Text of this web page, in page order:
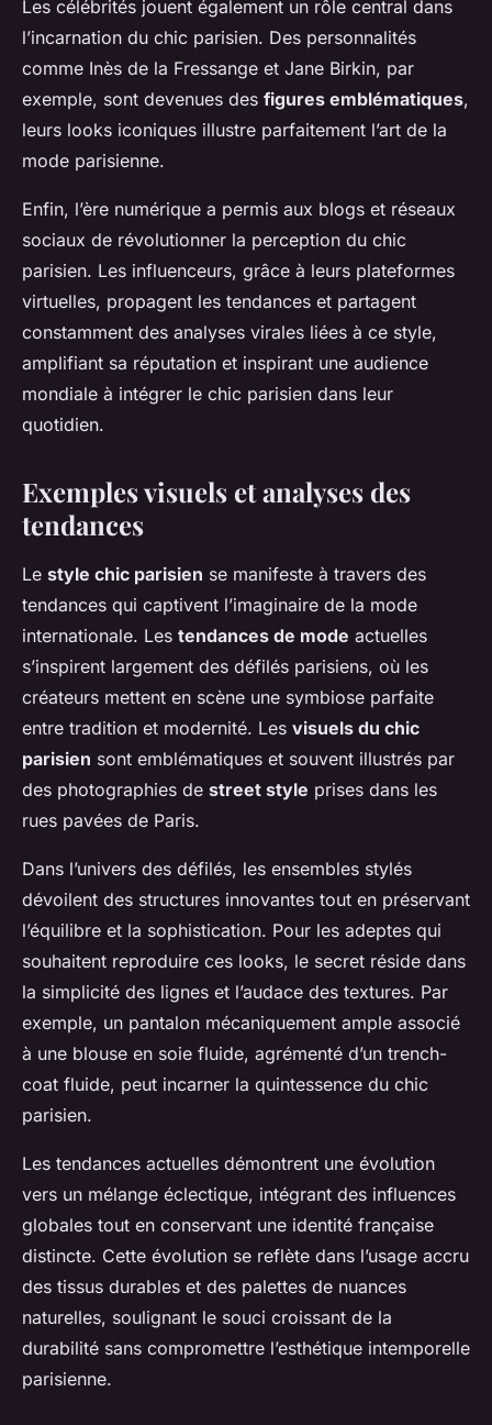
Les célébrités jouent également un rôle central dans
l’incarnation du chic parisien. Des personnalités
comme Inès de la Fressange et Jane Birkin, par
exemple, sont devenues des figures emblématiques,
leurs looks iconiques illustre parfaitement l’art de la
mode parisienne.
Enfin, l’ère numérique a permis aux blogs et réseaux
sociaux de révolutionner la perception du chic
parisien. Les influenceurs, grâce à leurs plateformes
virtuelles, propagent les tendances et partagent
constamment des analyses virales liées à ce style,
amplifiant sa réputation et inspirant une audience
mondiale à intégrer le chic parisien dans leur
quotidien.
Exemples visuels et analyses des
tendances
Le style chic parisien se manifeste à travers des
tendances qui captivent l’imaginaire de la mode
internationale. Les tendances de mode actuelles
s’inspirent largement des défilés parisiens, où les
créateurs mettent en scène une symbiose parfaite
entre tradition et modernité. Les visuels du chic
parisien sont emblématiques et souvent illustrés par
des photographies de street style prises dans les
rues pavées de Paris.
Dans l’univers des défilés, les ensembles stylés
dévoilent des structures innovantes tout en préservant
l’équilibre et la sophistication. Pour les adeptes qui
souhaitent reproduire ces looks, le secret réside dans
la simplicité des lignes et l’audace des textures. Par
exemple, un pantalon mécaniquement ample associé
à une blouse en soie fluide, agrémenté d’un trench-
coat fluide, peut incarner la quintessence du chic
parisien.
Les tendances actuelles démontrent une évolution
vers un mélange éclectique, intégrant des influences
globales tout en conservant une identité française
distincte. Cette évolution se reflète dans l’usage accru
des tissus durables et des palettes de nuances
naturelles, soulignant le souci croissant de la
durabilité sans compromettre l’esthétique intemporelle
parisienne.